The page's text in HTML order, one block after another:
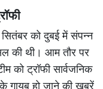
को दुबई में संपन्न
की थी। आम तौर पर
को ट्रॉफी सार्वजनिक
गायब हो जाने की खबरें